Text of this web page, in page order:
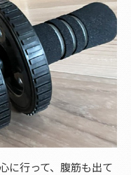
に行って、腹筋も出て